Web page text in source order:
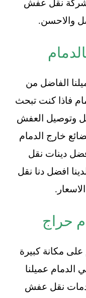
شركة نقل عفش
والاحسن.
الفاضل من
فاذا كنت تبحث
وتوصيل العفش
خارج الدمام
دينات نقل
افضل دنا نقل
حراج
مكانة كبيرة
عميلنا
نقل عفش